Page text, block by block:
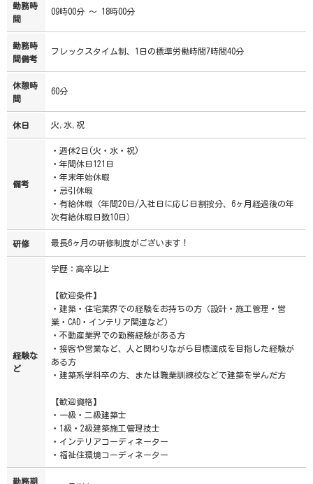
勤務時
間
09時00分 ～ 18時00分
勤務時
間備考
フレックスタイム制、1日の標準労働時間7時間40分
休憩時
間
60分
休日 火,水,祝
備考
・週休2日(火・水・祝)
・年間休日121日
・年末年始休暇
・忌引休暇
・有給休暇（年間20日/入社日に応じ日割按分、6ヶ月経過後の年
次有給休暇日数10日）
研修 最長6ヶ月の研修制度がございます！
経験な
ど
学歴：高卒以上
【歓迎条件】
・建築・住宅業界での経験をお持ちの方（設計・施工管理・営
業・CAD・インテリア関連など）
・不動産業界での勤務経験がある方
・接客や営業など、人と関わりながら目標達成を目指した経験が
ある方
・建築系学科卒の方、または職業訓練校などで建築を学んだ方
【歓迎資格】
・一級・二級建築士
・1級・2級建築施工管理技士
・インテリアコーディネーター
・福祉住環境コーディネーター
勤務期